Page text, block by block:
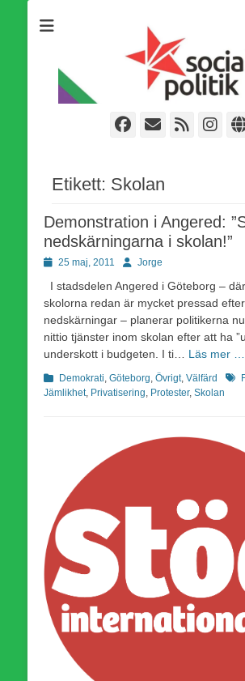
världsomfattande socialistiska Fjärde
tillgång i kampen för en
Facebook
E-
Etikett: Skolan
Demonstration i Angered:
nedskärningarna i skolan!”
Publicerad
25 maj, 2011 Författare
Jorge
I stadsdelen Angered i Göteborg –
skolorna redan är mycket pressad
nedskärningar – planerar politikerna
nittio tjänster inom skolan efter att ha
underskott i budgeten. I ti… Läs mer …
Kategorier
Demokrati Göteborg Övrigt, Välfärd
Jämlikhet, Privatisering Protester, Skolan